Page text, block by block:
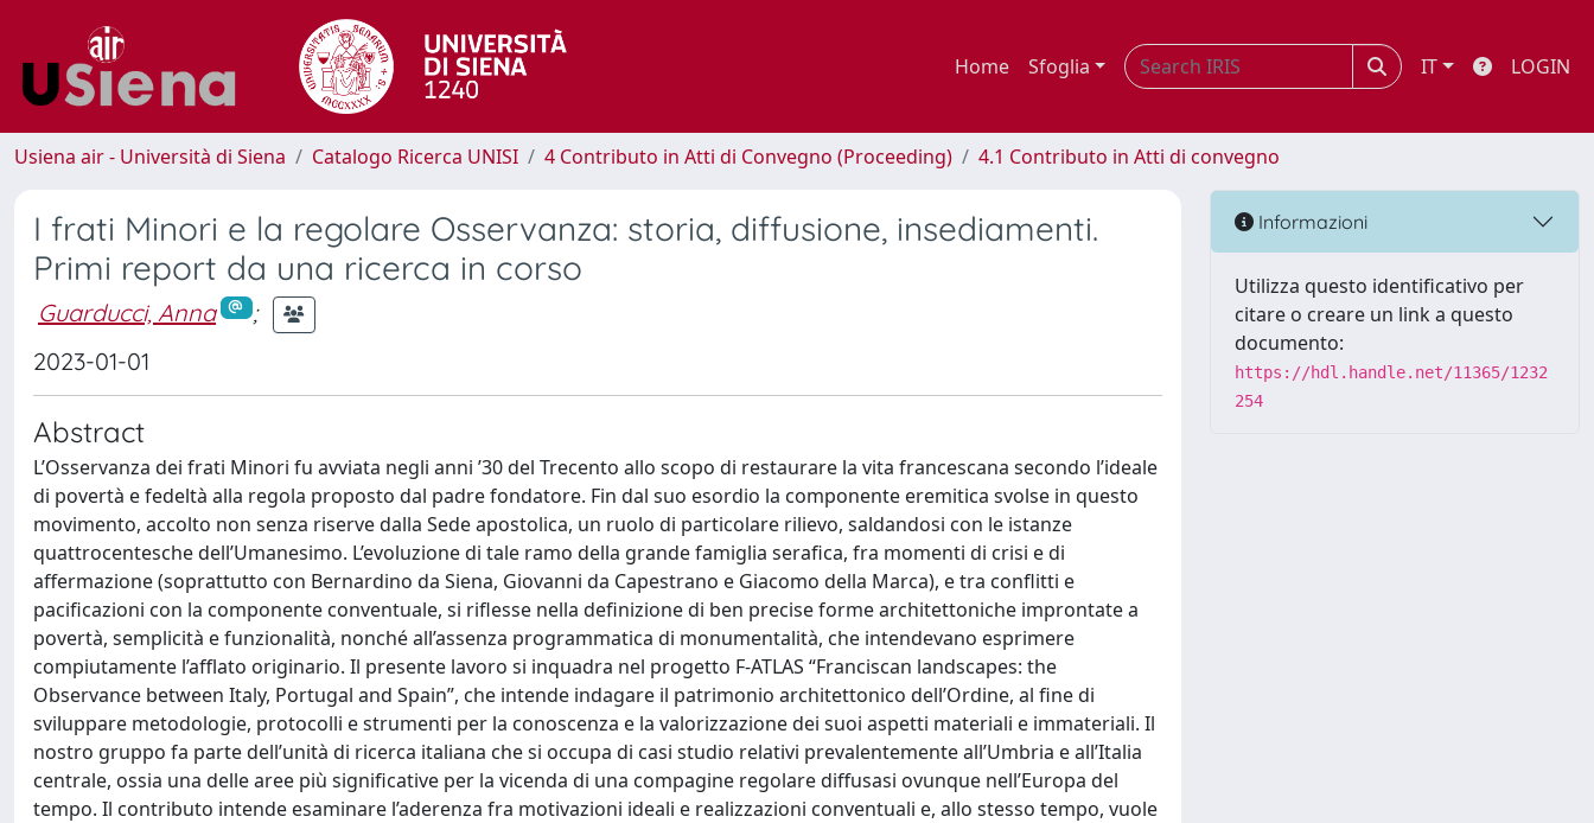
Home Sfoglia IT LOGIN
Usiena air - Università di Siena Catalogo Ricerca UNISI 4 Contributo in Atti di Convegno (Proceeding) 4.1 Contributo in Atti di convegno
I frati Minori e la regolare Osservanza: storia, diffusione, insediamenti.
Primi report da una ricerca in corso
Guarducci, Anna
;
2023-01-01
Abstract
L’Osservanza dei frati Minori fu avviata negli anni ’30 del Trecento allo scopo di restaurare la vita francescana secondo l’ideale
di povertà e fedeltà alla regola proposto dal padre fondatore. Fin dal suo esordio la componente eremitica svolse in questo
movimento, accolto non senza riserve dalla Sede apostolica, un ruolo di particolare rilievo, saldandosi con le istanze
quattrocentesche dell’Umanesimo. L’evoluzione di tale ramo della grande famiglia serafica, fra momenti di crisi e di
affermazione (soprattutto con Bernardino da Siena, Giovanni da Capestrano e Giacomo della Marca), e tra conflitti e
pacificazioni con la componente conventuale, si riflesse nella definizione di ben precise forme architettoniche improntate a
povertà, semplicità e funzionalità, nonché all’assenza programmatica di monumentalità, che intendevano esprimere
compiutamente l’afflato originario. Il presente lavoro si inquadra nel progetto F-ATLAS “Franciscan landscapes: the
Observance between Italy, Portugal and Spain”, che intende indagare il patrimonio architettonico dell’Ordine, al fine di
sviluppare metodologie, protocolli e strumenti per la conoscenza e la valorizzazione dei suoi aspetti materiali e immateriali. Il
nostro gruppo fa parte dell’unità di ricerca italiana che si occupa di casi studio relativi prevalentemente all’Umbria e all’Italia
centrale, ossia una delle aree più significative per la vicenda di una compagine regolare diffusasi ovunque nell’Europa del
tempo. Il contributo intende esaminare l’aderenza fra motivazioni ideali e realizzazioni conventuali e, allo stesso tempo, vuole
Informazioni
Utilizza questo identificativo per
citare o creare un link a questo
documento:
https://hdl.handle.net/11365/1232
254